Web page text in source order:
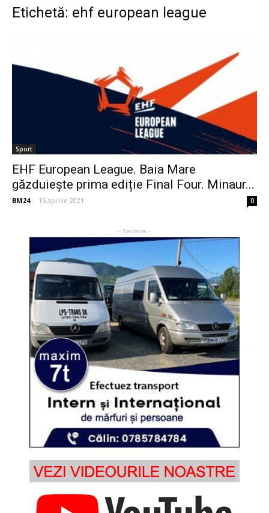
Etichetă: ehf european league
Sport
EHF European League. Baia Mare
găzduieşte prima ediție Final Four. Minaur...
BM24 - 15 aprilie 2021 0
- Reclame -